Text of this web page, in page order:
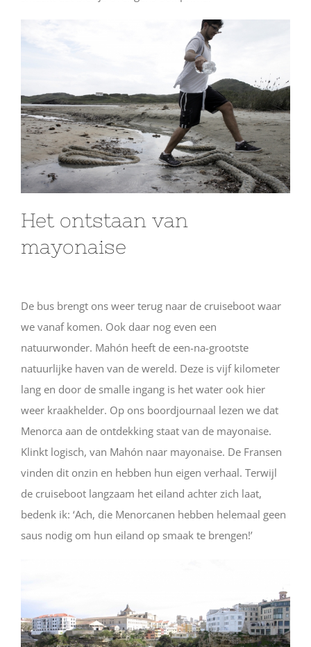
Het ontstaan van
mayonaise
De bus brengt ons weer terug naar de cruiseboot waar
we vanaf komen. Ook daar nog even een
natuurwonder. Mahón heeft de een-na-grootste
natuurlijke haven van de wereld. Deze is vijf kilometer
lang en door de smalle ingang is het water ook hier
weer kraakhelder. Op ons boordjournaal lezen we dat
Menorca aan de ontdekking staat van de mayonaise.
Klinkt logisch, van Mahón naar mayonaise. De Fransen
vinden dit onzin en hebben hun eigen verhaal. Terwijl
de cruiseboot langzaam het eiland achter zich laat,
bedenk ik: ‘Ach, die Menorcanen hebben helemaal geen
saus nodig om hun eiland op smaak te brengen!’